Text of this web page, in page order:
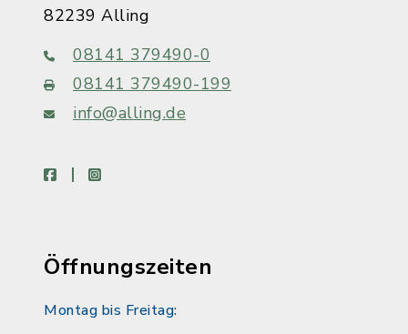
82239 Alling
08141 379490-0
08141 379490-199
info@alling.de
facebookinstagram
Öffnungszeiten
Montag bis Freitag: